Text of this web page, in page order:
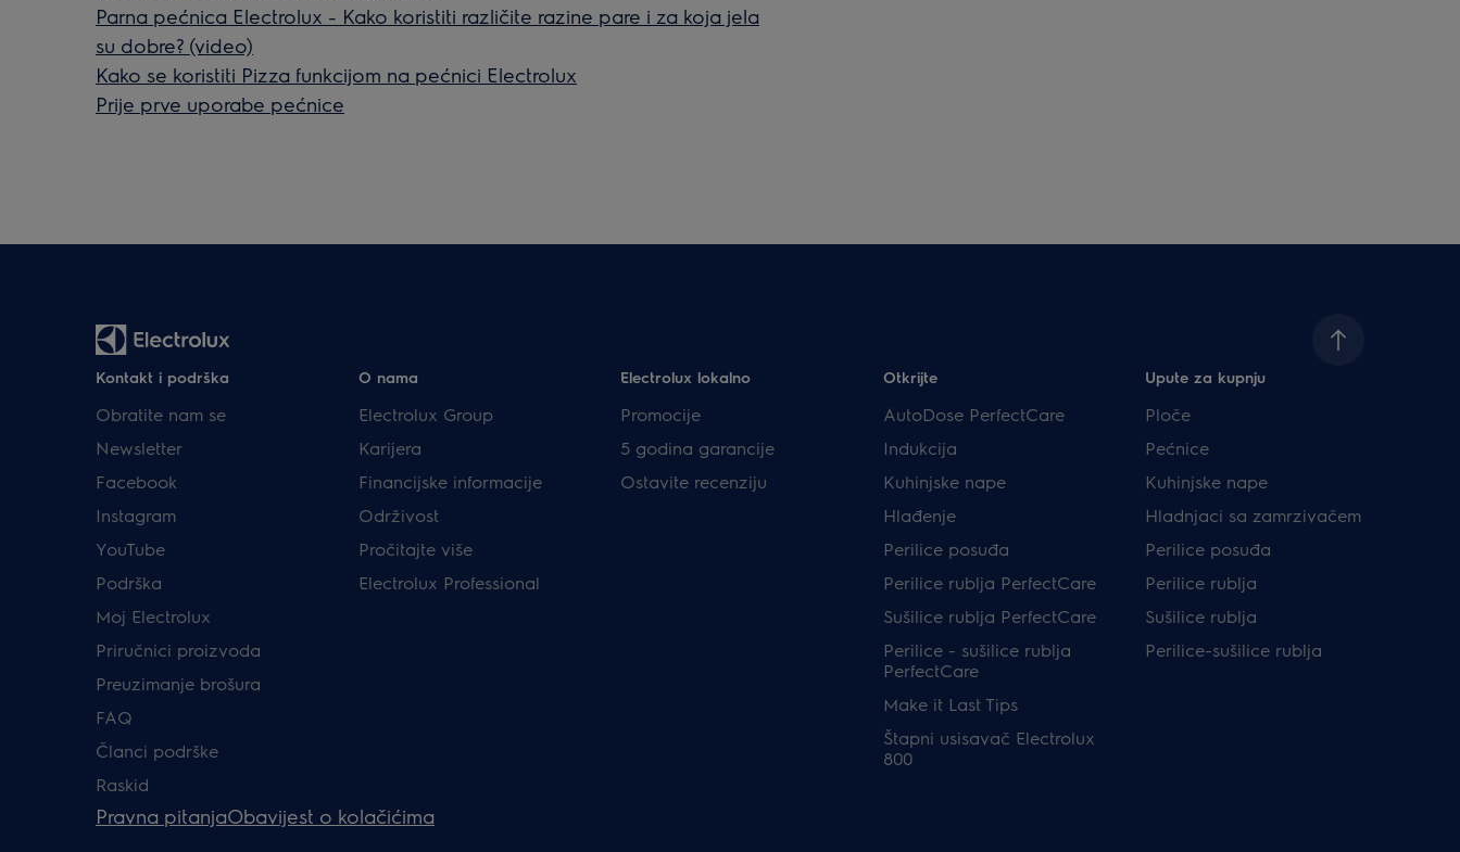
Parna pećnica Electrolux - Kako koristiti različite razine pare i za koja jela
su dobre? (video)
Kako se koristiti Pizza funkcijom na pećnici Electrolux
Prije prve uporabe pećnice
Kontakt i podrška
Obratite nam se
Newsletter
Facebook
Instagram
YouTube
Podrška
Moj Electrolux
Priručnici proizvoda
Preuzimanje brošura
FAQ
Članci podrške
Raskid
O nama
Electrolux Group
Karijera
Financijske informacije
Održivost
Pročitajte više
Electrolux Professional
Electrolux lokalno
Promocije
5 godina garancije
Ostavite recenziju
Otkrijte
AutoDose PerfectCare
Indukcija
Kuhinjske nape
Hlađenje
Perilice posuđa
Perilice rublja PerfectCare
Sušilice rublja PerfectCare
Perilice - sušilice rublja
PerfectCare
Make it Last Tips
Štapni usisavač Electrolux
800
Upute za kupnju
Ploče
Pećnice
Kuhinjske nape
Hladnjaci sa zamrzivačem
Perilice posuđa
Perilice rublja
Sušilice rublja
Perilice-sušilice rublja
Pravna pitanjaObavijest o kolačićima